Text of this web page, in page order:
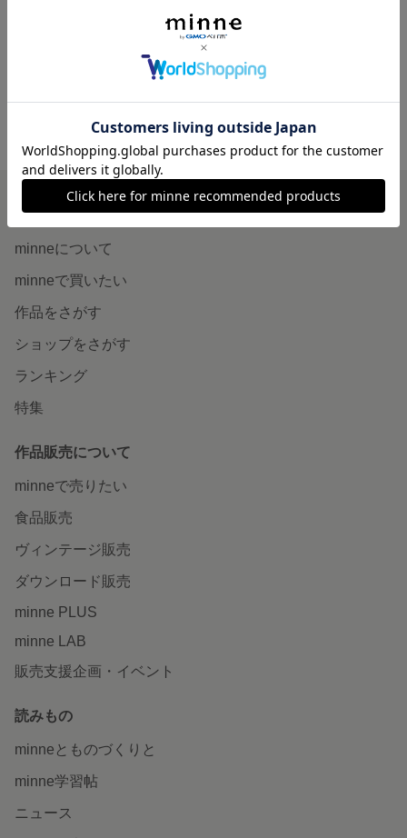
minneを知る
minneについて
minneで買いたい
作品をさがす
ショップをさがす
ランキング
特集
作品販売について
minneで売りたい
食品販売
ヴィンテージ販売
ダウンロード販売
minne PLUS
minne LAB
販売支援企画・イベント
読みもの
minneとものづくりと
minne学習帖
ニュース